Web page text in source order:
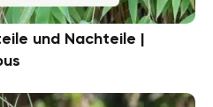
und Nachteile |